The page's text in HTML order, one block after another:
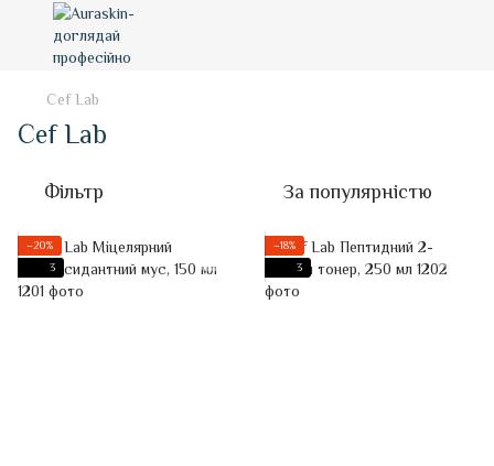
Cef Lab
Cef Lab
Фільтр За популярністю
−20%
3
−18%
3